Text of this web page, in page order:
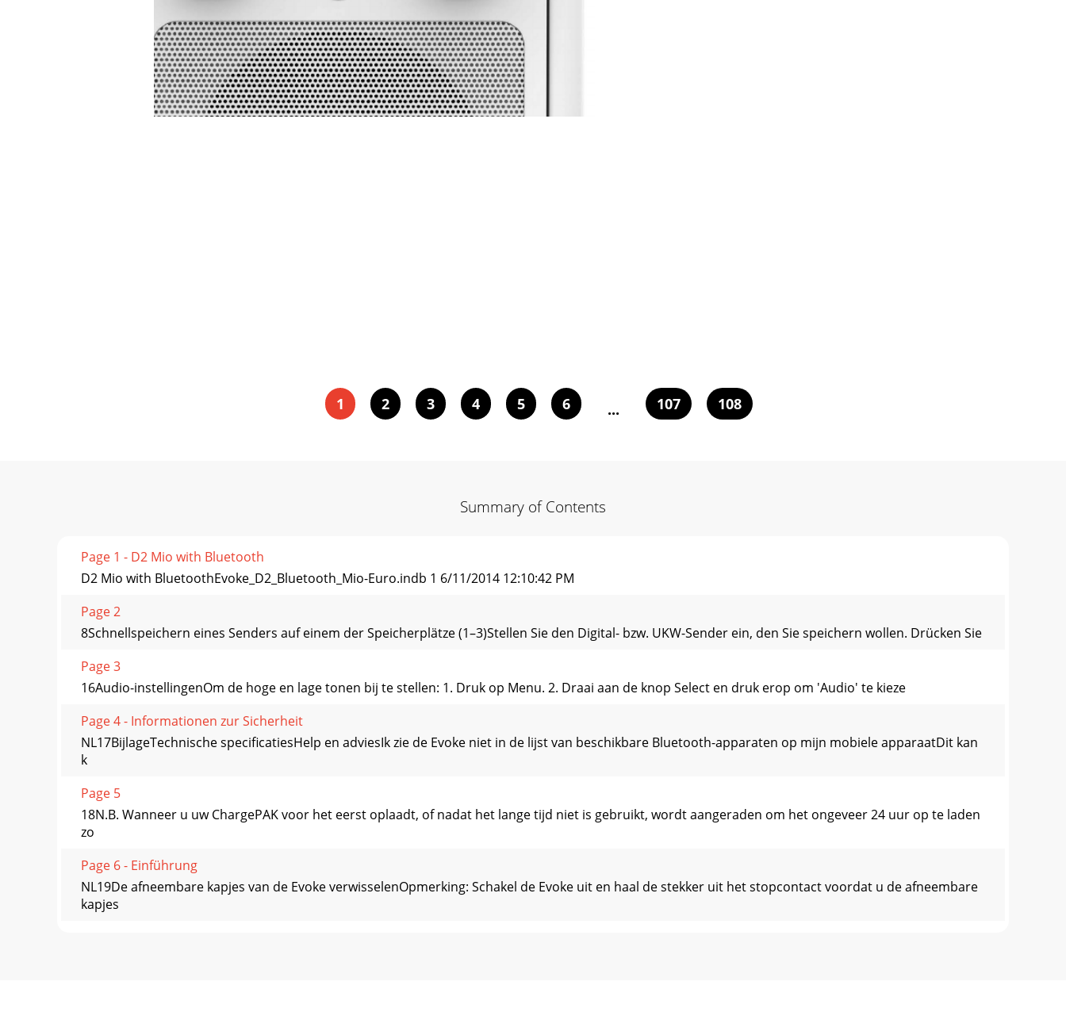
1 2 3 4 5 6 ... 107 108
Summary of Contents
Page 1 - D2 Mio with Bluetooth
D2 Mio with BluetoothEvoke_D2_Bluetooth_Mio-Euro.indb 1 6/11/2014 12:10:42 PM
Page 2
8Schnellspeichern eines Senders auf einem der Speicherplätze (1–3)Stellen Sie den Digital- bzw. UKW-Sender ein, den Sie speichern wollen. Drücken Sie
Page 3
16Audio-instellingenOm de hoge en lage tonen bij te stellen: 1. Druk op Menu. 2. Draai aan de knop Select en druk erop om 'Audio' te kieze
Page 4 - Informationen zur Sicherheit
NL17BijlageTechnische speciﬁcatiesHelp en adviesIk zie de Evoke niet in de lijst van beschikbare Bluetooth-apparaten op mijn mobiele apparaatDit kan
k
Page 5
18N.B. Wanneer u uw ChargePAK voor het eerst oplaadt, of nadat het lange tijd niet is gebruikt, wordt aangeraden om het ongeveer 24 uur op te laden
zo
Page 6 - Einführung
NL19De afneembare kapjes van de Evoke verwisselenOpmerking: Schakel de Evoke uit en haal de stekker uit het stopcontact voordat u de afneembare
kapjes